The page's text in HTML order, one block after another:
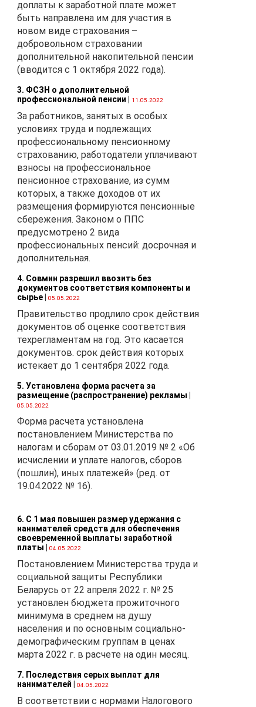
доплаты к заработной плате может
быть направлена им для участия в
новом виде страхования –
добровольном страховании
дополнительной накопительной пенсии
(вводится с 1 октября 2022 года).
3. ФСЗН о дополнительной
профессиональной пенсии
11.05.2022
За работников, занятых в особых
условиях труда и подлежащих
профессиональному пенсионному
страхованию, работодатели уплачивают
взносы на профессиональное
пенсионное страхование, из сумм
которых, а также доходов от их
размещения формируются пенсионные
сбережения. Законом о ППС
предусмотрено 2 вида
профессиональных пенсий: досрочная и
дополнительная.
4. Совмин разрешил ввозить без
документов соответствия компоненты и
сырье| 05.05.2022
Правительство продлило срок действия
документов об оценке соответствия
техрегламентам на год. Это касается
документов. срок действия которых
истекает до 1 сентября 2022 года.
5. Установлена форма расчета за
размещение (распространение) рекламы
05.05.2022
Форма расчета установлена
постановлением Министерства по
налогам и сборам от 03.01.2019 № 2 «Об
исчислении и уплате налогов, сборов
(пошлин), иных платежей» (ред. от
19.04.2022 № 16).
6. С 1 мая повышен размер удержания с
нанимателей средств для обеспечения
своевременной выплаты заработной
платы
04.05.2022
Постановлением Министерства труда и
социальной защиты Республики
Беларусь от 22 апреля 2022 г. № 25
установлен бюджета прожиточного
минимума в среднем на душу
населения и по основным социально-
демографическим группам в ценах
марта 2022 г. в расчете на один месяц.
7. Последствия серых выплат для
нанимателей
04.05.2022
В соответствии с нормами Налогового